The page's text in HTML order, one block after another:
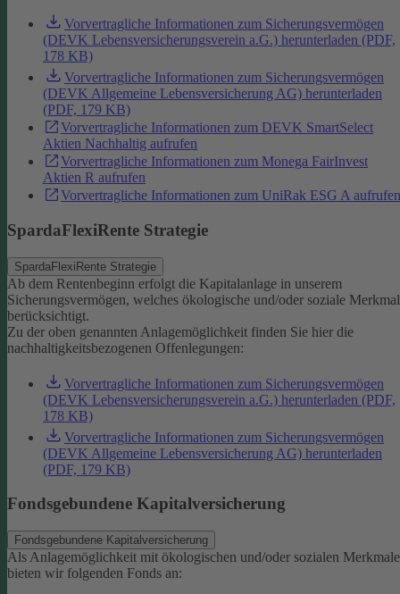
Vorvertragliche Informationen zum Sicherungsvermögen
(DEVK Lebensversicherungsverein a.G.) herunterladen (PDF,
178 KB)
Vorvertragliche Informationen zum Sicherungsvermögen
(DEVK Allgemeine Lebensversicherung AG) herunterladen
(PDF, 179 KB)
Vorvertragliche Informationen zum DEVK SmartSelect
Aktien Nachhaltig aufrufen
Vorvertragliche Informationen zum Monega FairInvest
Aktien R aufrufen
Vorvertragliche Informationen zum UniRak ESG A aufrufen
SpardaFlexiRente Strategie
SpardaFlexiRente Strategie
Ab dem Rentenbeginn erfolgt die Kapitalanlage in unserem
Sicherungsvermögen, welches ökologische und/oder soziale
berücksichtigt.
Zu der oben genannten Anlagemöglichkeit finden Sie hier die
nachhaltigkeitsbezogenen Offenlegungen:
Vorvertragliche Informationen zum Sicherungsvermögen
(DEVK Lebensversicherungsverein a.G.) herunterladen (PDF,
178 KB)
Vorvertragliche Informationen zum Sicherungsvermögen
(DEVK Allgemeine Lebensversicherung AG) herunterladen
(PDF, 179 KB)
Fondsgebundene Kapitalversicherung
Fondsgebundene Kapitalversicherung
Als Anlagemöglichkeit mit ökologischen und/oder sozialen
bieten wir folgenden Fonds an: